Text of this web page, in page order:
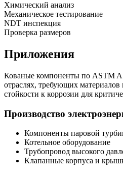
Химический анализ
Механическое тестирование
NDT инспекция
Проверка размеров
Приложения
Кованые компоненты по ASTM
отраслях, требующих
стойкости к коррозии для
Производство
Компоненты паровой
Котельное оборудование
Трубопровод высокого
Клапанные корпуса и